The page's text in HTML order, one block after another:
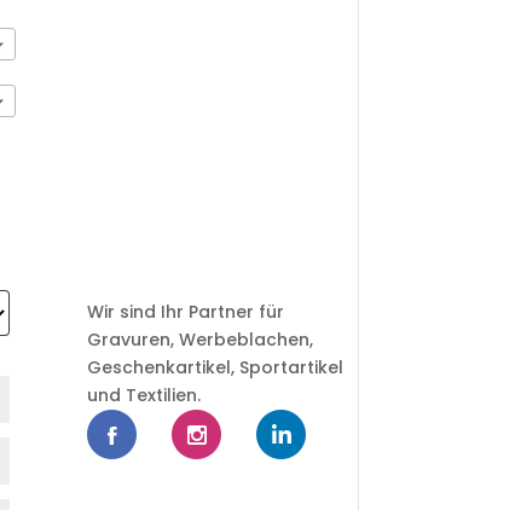
Wir sind Ihr Partner für
Gravuren, Werbeblachen,
Geschenkartikel, Sportartikel
und Textilien.